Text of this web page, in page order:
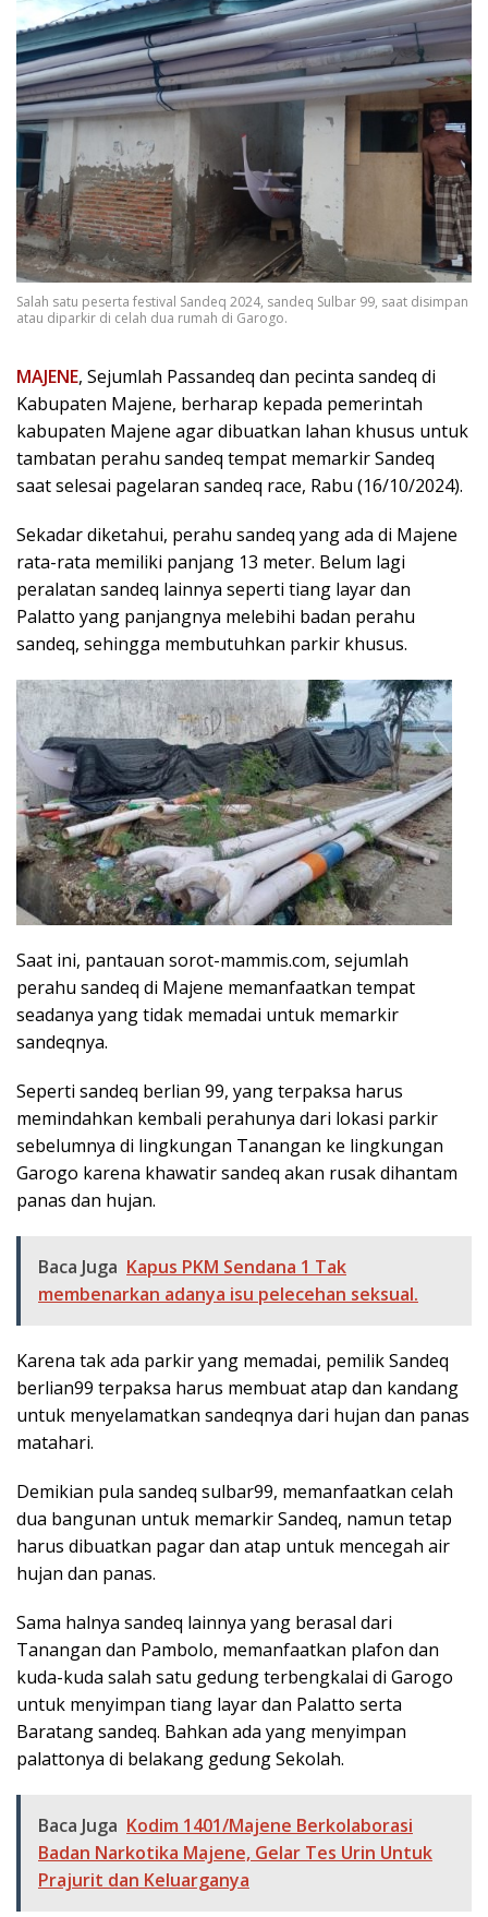
Salah satu peserta festival Sandeq 2024, sandeq Sulbar 99, saat disimpan
atau diparkir di celah dua rumah di Garogo.
MAJENE, Sejumlah Passandeq dan pecinta sandeq di
Kabupaten Majene, berharap kepada pemerintah
kabupaten Majene agar dibuatkan lahan khusus untuk
tambatan perahu sandeq tempat memarkir Sandeq
saat selesai pagelaran sandeq race, Rabu (16/10/2024).
Sekadar diketahui, perahu sandeq yang ada di Majene
rata-rata memiliki panjang 13 meter. Belum lagi
peralatan sandeq lainnya seperti tiang layar dan
Palatto yang panjangnya melebihi badan perahu
sandeq, sehingga membutuhkan parkir khusus.
Saat ini, pantauan sorot-mammis.com, sejumlah
perahu sandeq di Majene memanfaatkan tempat
seadanya yang tidak memadai untuk memarkir
sandeqnya.
Seperti sandeq berlian 99, yang terpaksa harus
memindahkan kembali perahunya dari lokasi parkir
sebelumnya di lingkungan Tanangan ke lingkungan
Garogo karena khawatir sandeq akan rusak dihantam
panas dan hujan.
Baca Juga Kapus PKM Sendana 1 Tak
membenarkan adanya isu pelecehan seksual.
Karena tak ada parkir yang memadai, pemilik Sandeq
berlian99 terpaksa harus membuat atap dan kandang
untuk menyelamatkan sandeqnya dari hujan dan panas
matahari.
Demikian pula sandeq sulbar99, memanfaatkan celah
dua bangunan untuk memarkir Sandeq, namun tetap
harus dibuatkan pagar dan atap untuk mencegah air
hujan dan panas.
Sama halnya sandeq lainnya yang berasal dari
Tanangan dan Pambolo, memanfaatkan plafon dan
kuda-kuda salah satu gedung terbengkalai di Garogo
untuk menyimpan tiang layar dan Palatto serta
Baratang sandeq. Bahkan ada yang menyimpan
palattonya di belakang gedung Sekolah.
Baca Juga Kodim 1401/Majene Berkolaborasi
Badan Narkotika Majene, Gelar Tes Urin Untuk
Prajurit dan Keluarganya